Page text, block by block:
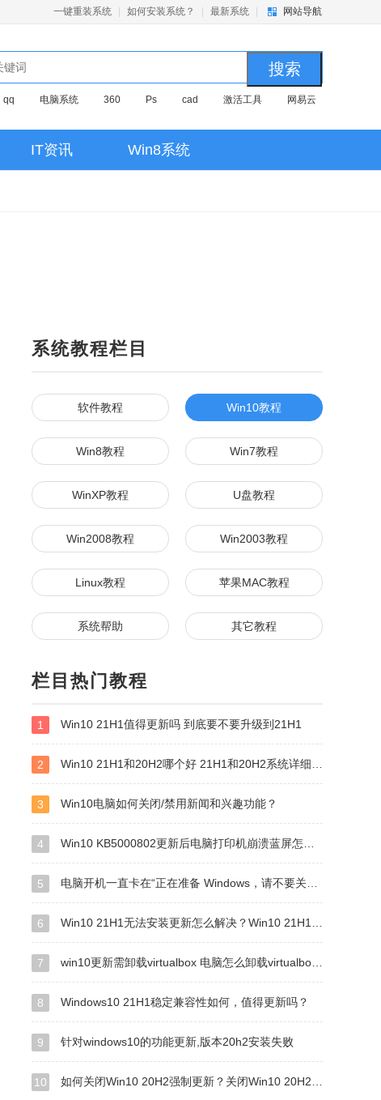
一键重装系统 如何安装系统？ 最新系统 网站导航
qq 电脑系统 360 Ps cad 激活工具
网易云
IT资讯 Win8系统
系统教程栏目
软件教程 Win10教程
Win8教程 Win7教程
WinXP教程 U盘教程
Win2008教程 Win2003教程
Linux教程 苹果MAC教程
系统帮助 其它教程
栏目热门教程
1 Win10 21H1值得更新吗 到底要不要升级到21H1
2 Win10 21H1和20H2哪个好 21H1和20H2系统详细对比
3 Win10电脑如何关闭/禁用新闻和兴趣功能？
4 Win10 KB5000802更新后电脑打印机崩溃蓝屏怎么办？
5 电脑开机一直卡在“正在准备 Windows，请不要关闭你的计算机”怎么解决？
6 Win10 21H1无法安装更新怎么解决？Win10 21H1无法安装更新解决方法
7 win10更新需卸载virtualbox 电脑怎么卸载virtualbox？
8 Windows10 21H1稳定兼容性如何，值得更新吗？
9 针对windows10的功能更新,版本20h2安装失败
10 如何关闭Win10 20H2强制更新？关闭Win10 20H2强制更新的方法